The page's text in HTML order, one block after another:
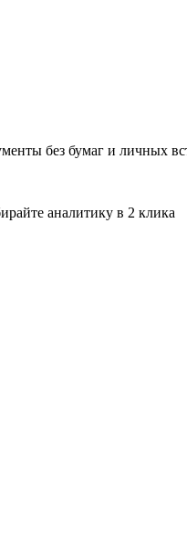
без бумаг и личных
аналитику в 2 клика